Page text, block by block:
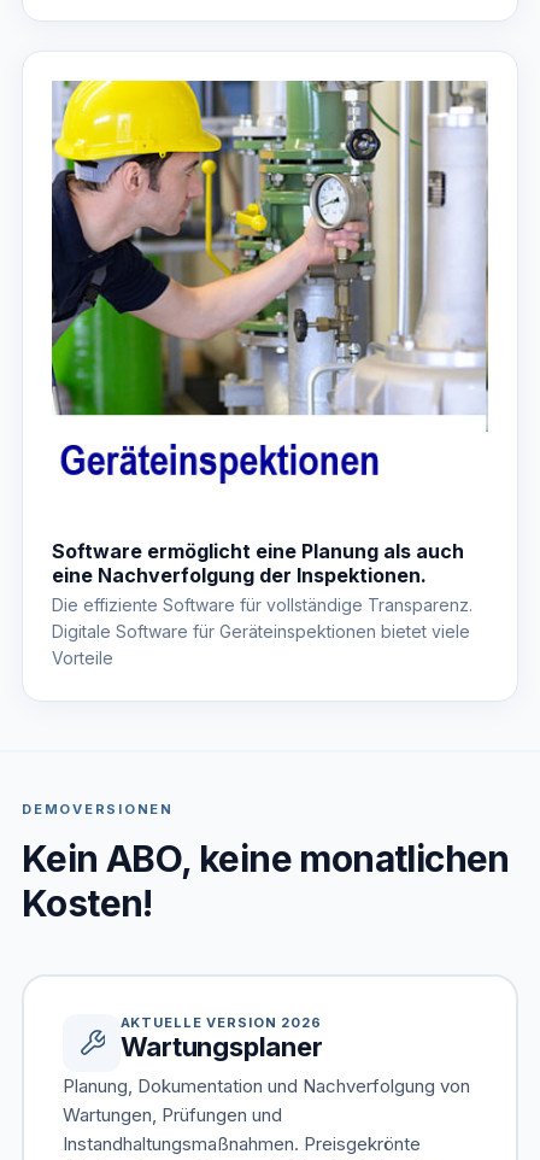
Software ermöglicht eine Planung als auch
eine Nachverfolgung der Inspektionen.
Die effiziente Software für vollständige Transparenz.
Digitale Software für Geräteinspektionen bietet viele
Vorteile
DEMOVERSIONEN
Kein ABO, keine monatlichen
Kosten!
AKTUELLE VERSION 2026
Wartungsplaner
Planung, Dokumentation und Nachverfolgung von
Wartungen, Prüfungen und
Instandhaltungsmaßnahmen. Preisgekrönte